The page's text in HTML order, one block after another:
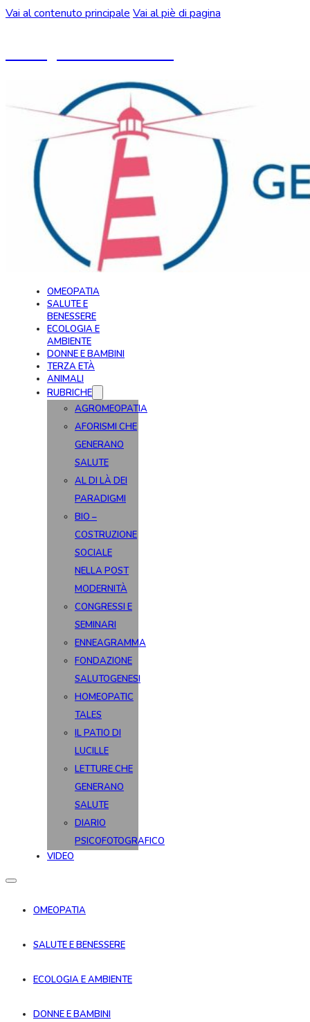
Vai al contenuto principale Vai al piè di pagina
OMEOPATIA
SALUTE E
BENESSERE
ECOLOGIA E
AMBIENTE
DONNE E BAMBINI
TERZA ETÀ
ANIMALI
RUBRICHE
AGROMEOPATIA
AFORISMI CHE
GENERANO
SALUTE
AL DI LÀ DEI
PARADIGMI
BIO –
COSTRUZIONE
SOCIALE
NELLA POST
MODERNITÀ
CONGRESSI E
SEMINARI
ENNEAGRAMMA
FONDAZIONE
SALUTOGENESI
HOMEOPATIC
TALES
IL PATIO DI
LUCILLE
LETTURE CHE
GENERANO
SALUTE
DIARIO
PSICOFOTOGRAFICO
VIDEO
OMEOPATIA
SALUTE E BENESSERE
ECOLOGIA E AMBIENTE
DONNE E BAMBINI